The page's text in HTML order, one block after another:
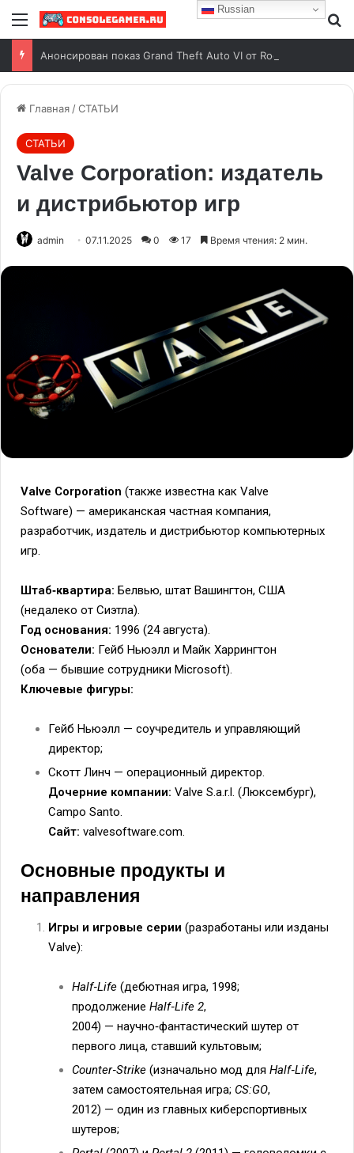
Главная /СТАТЬИ
СТАТЬИ
Valve Corporation: издатель
и дистрибьютор игр
admin 07.11.2025 0 17 Время чтения: 2 мин.
Valve Corporation (также известна как Valve
Software) — американская частная компания,
разработчик, издатель и дистрибьютор компьютерных
игр.
Штаб‑квартира: Белвью, штат Вашингтон, США
(недалеко от Сиэтла).
Год основания: 1996 (24 августа).
Основатели: Гейб Ньюэлл и Майк Харрингтон
(оба — бывшие сотрудники Microsoft).
Ключевые фигуры:
Гейб Ньюэлл — соучредитель и управляющий
директор;
Скотт Линч — операционный директор.
Дочерние компании: Valve S.a.r.l. (Люксембург),
Campo Santo.
Сайт: valvesoftware.com.
Основные продукты и
направления
Игры и игровые серии (разработаны или изданы
Valve):
Half‑Life (дебютная игра, 1998;
продолжение Half‑Life 2,
2004) — научно‑фантастический шутер от
первого лица, ставший культовым;
Counter‑Strike (изначально мод для Half‑Life,
затем самостоятельная игра; CS:GO,
2012) — один из главных киберспортивных
шутеров;
Russian